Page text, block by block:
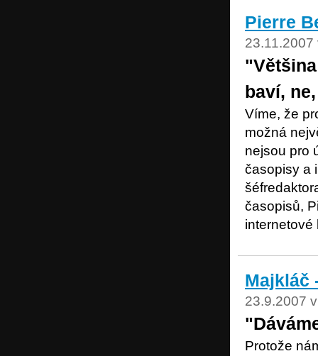
Pierre
23.11.2007
baví,
Víme, že
možná
nejsou pro
časopisy a
časopisů,
internetové
Majkláč
23.9.2007
Protože